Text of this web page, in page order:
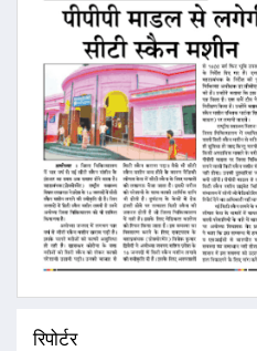
रिपोर्टर